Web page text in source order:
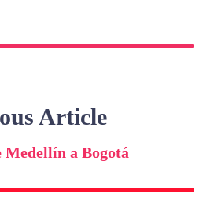
Article
Medellín a Bogotá